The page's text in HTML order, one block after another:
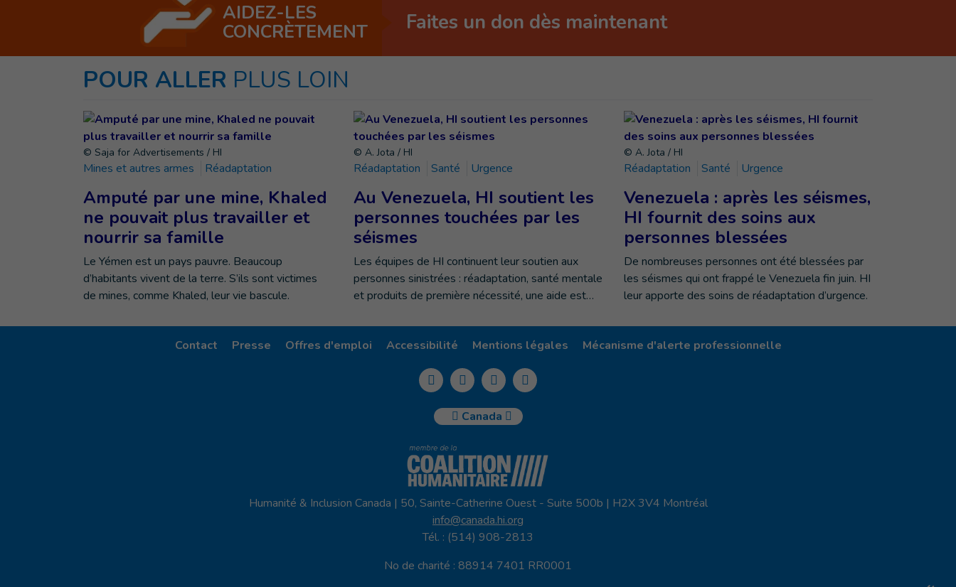
AIDEZ-LES
CONCRÈTEMENT Faites un don dès maintenant
POUR ALLER PLUS LOIN
© Saja for Advertisements / HI
Mines et autres armes Réadaptation
Amputé par une mine, Khaled
ne pouvait plus travailler et
nourrir sa famille
Le Yémen est un pays pauvre. Beaucoup
d’habitants vivent de la terre. S’ils sont victimes
de mines, comme Khaled, leur vie bascule.
© A. Jota / HI
Réadaptation Santé Urgence
Au Venezuela, HI soutient les
personnes touchées par les
séismes
Les équipes de HI continuent leur soutien aux
personnes sinistrées : réadaptation, santé mentale
et produits de première nécessité, une aide est…
© A. Jota / HI
Réadaptation Santé Urgence
Venezuela : après les séismes,
HI fournit des soins aux
personnes blessées
De nombreuses personnes ont été blessées par
les séismes qui ont frappé le Venezuela fin juin. HI
leur apporte des soins de réadaptation d’urgence.
Contact Presse Offres d'emploi Accessibilité Mentions légales Mécanisme d'alerte professionnelle
Canada
Humanité & Inclusion Canada | 50, Sainte-Catherine Ouest - Suite 500b | H2X 3V4 Montréal
info@canada.hi.org
Tél. : (514) 908-2813
No de charité : 88914 7401 RR0001